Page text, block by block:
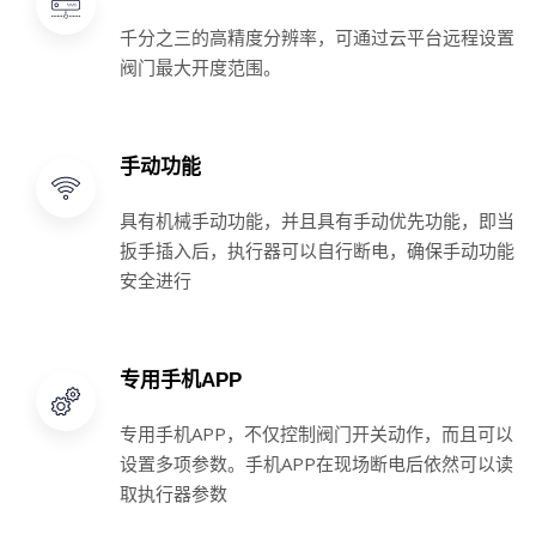
千分之三的高精度分辨率，可通过云平台远程设置
阀门最大开度范围。
手动功能
具有机械手动功能，并且具有手动优先功能，即当
扳手插入后，执行器可以自行断电，确保手动功能
安全进行
专用手机APP
专用手机APP，不仅控制阀门开关动作，而且可以
设置多项参数。手机APP在现场断电后依然可以读
取执行器参数